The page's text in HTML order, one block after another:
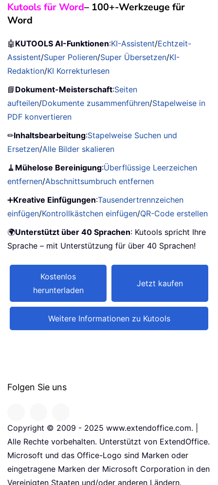
Kutools für Word– 100+-Werkzeuge für
Word
🤖 KUTOOLS AI-Funktionen:KI-Assistent/Echtzeit-
Assistent/Super Polieren/Super Übersetzen/KI-
Redaktion/KI Korrekturlesen
📘 Dokument-Meisterschaft:Seiten
aufteilen/Dokumente zusammenführen/Stapelweise in
PDF konvertieren
✏Inhaltsbearbeitung:Stapelweise Suchen und
Ersetzen/Alle Bilder skalieren
🧹 Mühelose Bereinigung:Überflüssige Leerzeichen
entfernen/Abschnittsumbruch entfernen
➕Kreative Einfügungen:Tausendertrennzeichen
einfügen/Kontrollkästchen einfügen/QR-Code erstellen
🌍Unterstützt über 40 Sprachen: Kutools spricht Ihre
Sprache – mit Unterstützung für über 40 Sprachen!
Kostenlos
herunterladen
Jetzt kaufen
Weitere Informationen zu Kutools
Folgen Sie uns
Copyright © 2009 - 2025 www.extendoffice.com. |
Alle Rechte vorbehalten. Unterstützt von ExtendOffice.
Microsoft und das Office-Logo sind Marken oder
eingetragene Marken der Microsoft Corporation in den
Vereinigten Staaten und/oder anderen Ländern.